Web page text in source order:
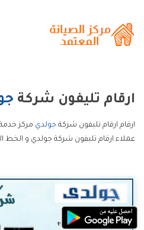
ارقام تليفون شركة
ارقام ارقام تليفون شركة جولدي مركز
عملاء ارقام تليفون شركة جولدي و الخط